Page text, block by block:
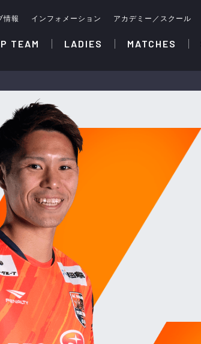
情報 インフォメーション アカデミー／スクール
TEAM LADIES MATCHES